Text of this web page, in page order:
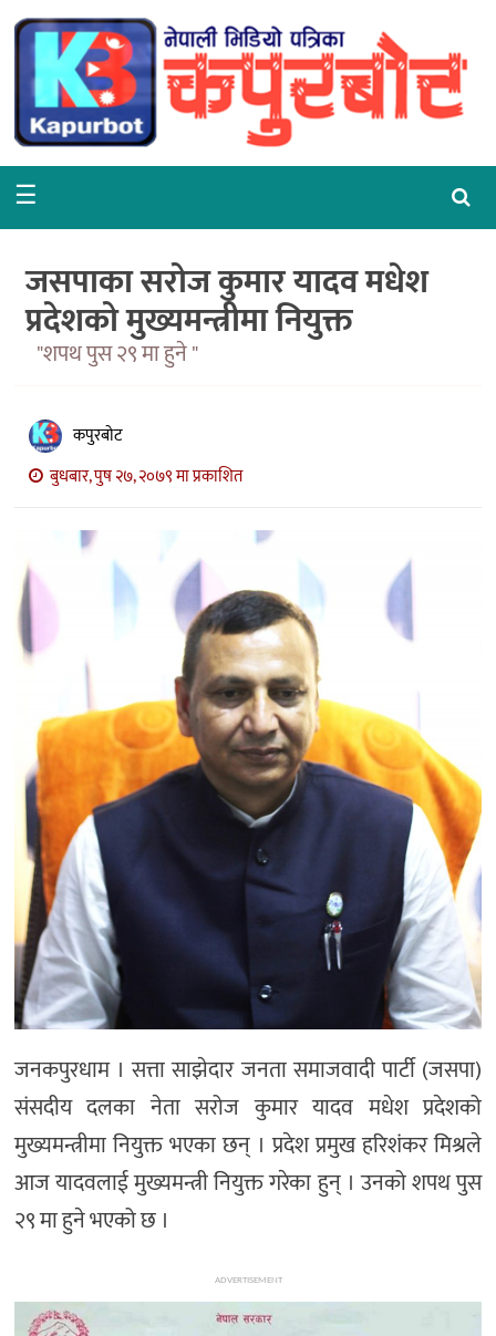
गृहपृष्ठ
समाचार
राजनीति
वरपर
शिक्षा
आर्थिक
अन्तर्वार्ता
मनोरञ्जन
प्रविधि
भिडियो
☰
जसपाका सरोज कुमार यादव मधेश
प्रदेशको मुख्यमन्त्रीमा नियुक्त
"शपथ पुस २९ मा हुने "
कपुरबोट
बुधबार, पुष २७, २०७९ मा प्रकाशित
जनकपुरधाम । सत्ता साझेदार जनता समाजवादी पार्टी (जसपा)
संसदीय दलका नेता सरोज कुमार यादव मधेश प्रदेशको
मुख्यमन्त्रीमा नियुक्त भएका छन् । प्रदेश प्रमुख हरिशंकर मिश्रले
आज यादवलाई मुख्यमन्त्री नियुक्त गरेका हुन् । उनको शपथ पुस
२९ मा हुने भएको छ ।
ADVERTISEMENT